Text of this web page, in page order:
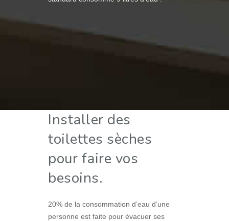
Installer des
toilettes sèches
pour faire vos
besoins.
20% de la consommation d’eau d’une
personne est faite pour évacuer ses